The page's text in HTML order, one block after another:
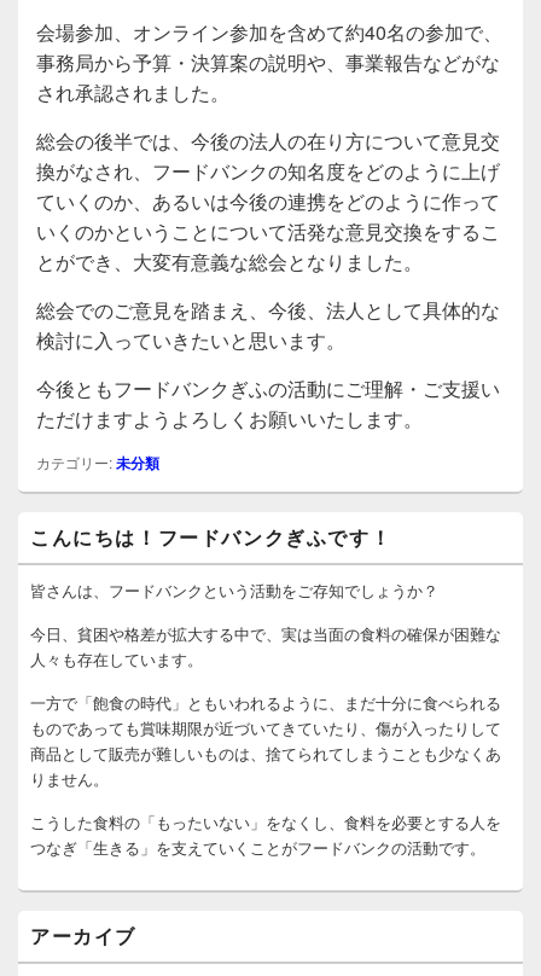
会場参加、オンライン参加を含めて約40名の参加で、
事務局から予算・決算案の説明や、事業報告などがな
され承認されました。
総会の後半では、今後の法人の在り方について意見交
換がなされ、フードバンクの知名度をどのように上げ
ていくのか、あるいは今後の連携をどのように作って
いくのかということについて活発な意見交換をするこ
とができ、大変有意義な総会となりました。
総会でのご意見を踏まえ、今後、法人として具体的な
検討に入っていきたいと思います。
今後ともフードバンクぎふの活動にご理解・ご支援い
ただけますようよろしくお願いいたします。
カテゴリー:未分類
ン
サ
ド
ー
ェ
エ
リ
こんにちは！フードバンクぎふです！
皆さんは、フードバンクという活動をご存知でしょうか？
今日、貧困や格差が拡大する中で、実は当面の食料の確保が困難な
人々も存在しています。
一方で「飽食の時代」ともいわれるように、まだ十分に食べられる
ものであっても賞味期限が近づいてきていたり、傷が入ったりして
商品として販売が難しいものは、捨てられてしまうことも少なくあ
りません。
こうした食料の「もったいない」をなくし、食料を必要とする人を
つなぎ「生きる」を支えていくことがフードバンクの活動です。
アーカイブ